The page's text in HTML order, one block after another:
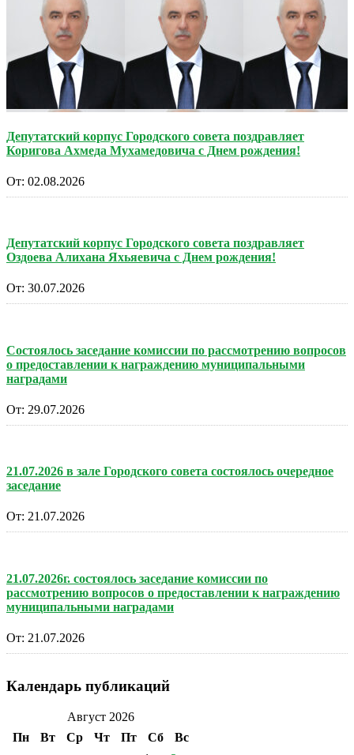
Депутатский корпус Городского совета поздравляет
Коригова Ахмеда Мухамедовича с Днем рождения!
От: 02.08.2026
Депутатский корпус Городского совета поздравляет
Оздоева Алихана Яхьяевича с Днем рождения!
От: 30.07.2026
Состоялось заседание комиссии по рассмотрению вопросов
о предоставлении к награждению муниципальными
наградами
От: 29.07.2026
21.07.2026 в зале Городского совета состоялось очередное
заседание
От: 21.07.2026
21.07.2026г. состоялось заседание комиссии по
рассмотрению вопросов о предоставлении к награждению
муниципальными наградами
От: 21.07.2026
Календарь публикаций
Август 2026
Пн
Вт Ср Чт Пт Сб
Вс